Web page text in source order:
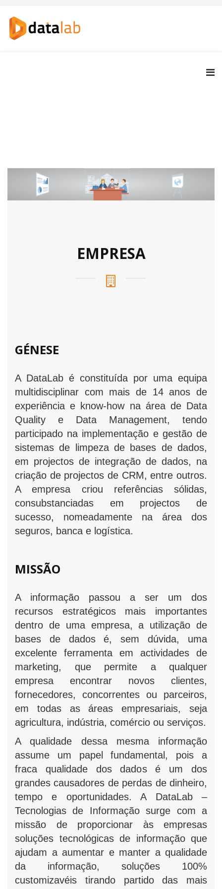
EMPRESA
GÉNESE
A DataLab é constituída por uma equipa
multidisciplinar com mais de 14 anos de
experiência e know-how na área de Data
Quality e Data Management, tendo
participado na implementação e gestão de
sistemas de limpeza de bases de dados,
em projectos de integração de dados, na
criação de projectos de CRM, entre outros.
A empresa criou referências sólidas,
consubstanciadas em projectos de
sucesso, nomeadamente na área dos
seguros, banca e logística.
MISSÃO
A informação passou a ser um dos
recursos estratégicos mais importantes
dentro de uma empresa, a utilização de
bases de dados é, sem dúvida, uma
excelente ferramenta em actividades de
marketing, que permite a qualquer
empresa encontrar novos clientes,
fornecedores, concorrentes ou parceiros,
em todas as áreas empresariais, seja
agricultura, indústria, comércio ou serviços.
A qualidade dessa mesma informação
assume um papel fundamental, pois a
fraca qualidade dos dados é um dos
grandes causadores de perdas de dinheiro,
tempo e oportunidades. A DataLab –
Tecnologias de Informação surge com a
missão de proporcionar às empresas
soluções tecnológicas de informação que
ajudam a aumentar e manter a qualidade
da informação, soluções 100%
customizavéis tirando partido das mais